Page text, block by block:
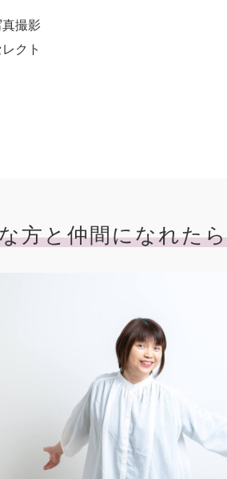
撮影
クト
方と仲間になれた